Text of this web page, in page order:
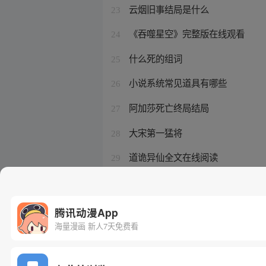
23 云烟旧事结局是什么
24 《吞噬星空》完整版在线观看
25 什么死的组词
26 小说系统常见道具有哪些
27 阿加莎死亡终局结局
28 大宋第一猛将
29 道诡异仙全文在线阅读
腾讯动漫App
海量漫画 新人7天免费看